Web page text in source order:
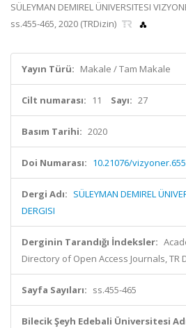
SÜLEYMAN DEMIREL ÜNIVERSITESI
ss.455-465, 2020 (TRDizin)
Yayın Türü: Makale / Tam Makale
Cilt numarası: 11 Sayı: 27
Basım Tarihi: 2020
Doi Numarası: 10.21076/
Dergi Adı: SÜLEYMAN DEMIREL
DERGISI
Derginin Tarandığı İndeksler:
Directory of Open Access Journals, TR
Sayfa Sayıları: ss.455-465
Bilecik Şeyh Edebali Üniversitesi